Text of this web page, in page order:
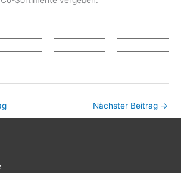
Nächster Beitrag →